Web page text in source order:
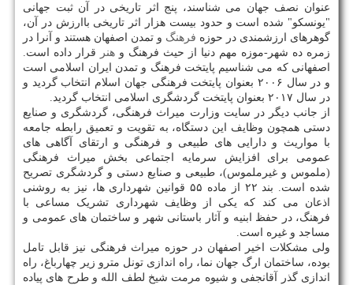
عنوان نصف جهان می شناسند، پنج اثر تاریخی در آن ثبت جهانی
"یونسکو" شده است و حدود بیست هزار اثر تاریخی باارزش در آن،
گوهرهای ارزشمندی در حوزه فرهنگ و تمدن اصفهان هستند و آنرا در
زمره ده شهر-موزه مهم دنیا از حیث فرهنگ و هنر
قرار داده است.
اصفهانی که می شناسیم پایتخت فرهنگ و تمدن ایران اسلامی است
و در سال ۲۰۰۶ بعنوان پایتخت فرهنگی جهان اسلام انتخاب گردید و
در سال ۲۰۱۷ بعنوان پایتخت گردشگری اسلامی انتخاب گردید.
از جانب دیگر در سایت وزارت میراث فرهنگی، گردشگری و صنایع
دستی همچون وظایف این دستگاه، به تقویت و تعمیق رابطه جامعه
با مواریث و دارایی های طبیعی و فرهنگی و ارتقای آگاهی های
عمومی برای افزایش سرمایه اجتماعی بخش میراث فرهنگی
(ملموس و غیرملموس)، طبیعی و صنایع دستی و گردشگری تصریح
شده است. بند ۲۲ از ماده ۵۵ قوانین شهرداری ها، نیز به روشنی
اذعان می کند که یکی از وظایف شهرداری تشریک مساعی با
فرهنگ، در حفظ ابنیه و آثار باستانی شهر و ساختمان های عمومی و
مساجد و غیره است.
ولی مشکلات اخیر اصفهان در حوزه میراث فرهنگی نیز قابل تامل
بوده، ساختمان ارگ جهان نما، راه اندازی تونل مترو زیر چهارباغ، راه
اندازی گذر آقانجفی و شیوه مرمت شیخ لطف الله و طرح های پیاده